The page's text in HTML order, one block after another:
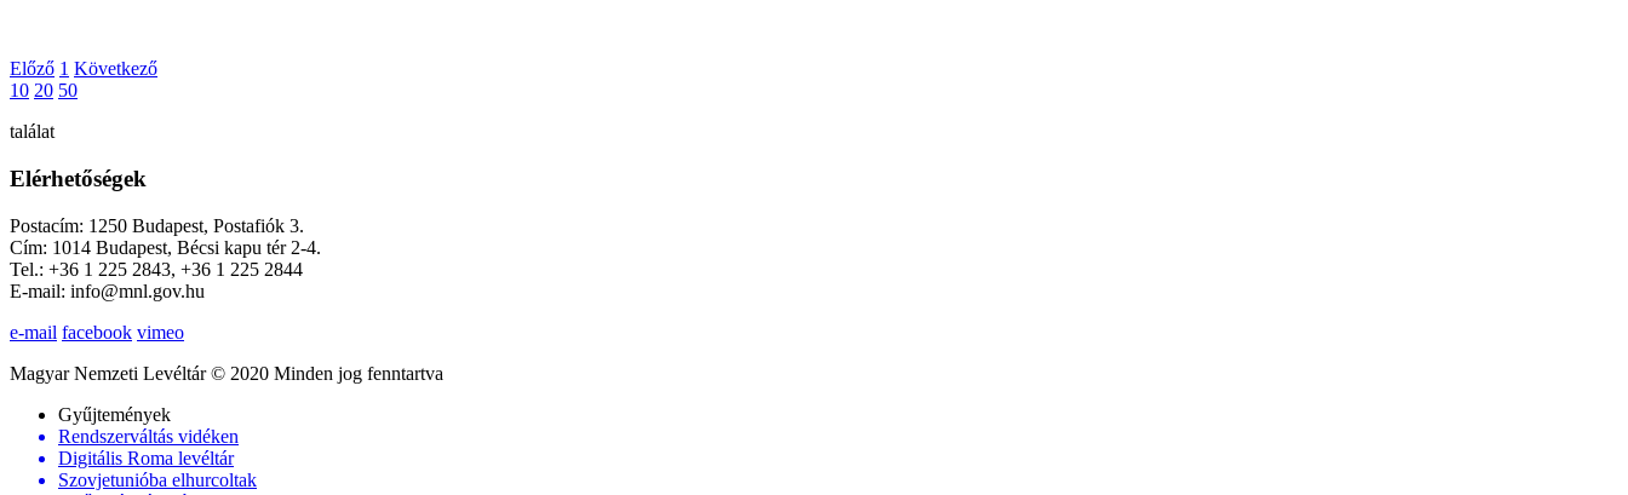
Előző 1 Következő
10 20 50
találat
Elérhetőségek
Postacím: 1250 Budapest, Postafiók 3.
Cím: 1014 Budapest, Bécsi kapu tér 2-4.
Tel.: +36 1 225 2843, +36 1 225 2844
E-mail: info@mnl.gov.hu
e-mail facebook vimeo
Magyar Nemzeti Levéltár © 2020 Minden jog fenntartva
Gyűjtemények
Rendszerváltás vidéken
Digitális Roma levéltár
Szovjetunióba elhurcoltak